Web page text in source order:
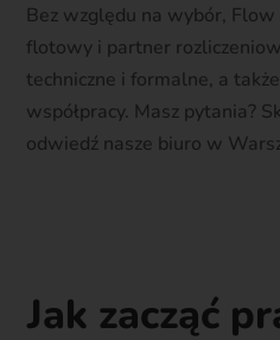
Bez względu na wybór,
flotowy i partner
techniczne i formalne, a
współpracy. Masz pytania?
odwiedź nasze biuro w
Jak zacząć